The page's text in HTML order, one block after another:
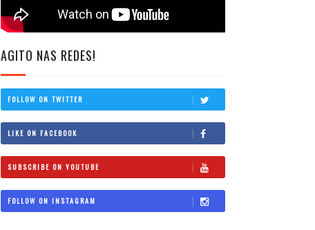
AGITO NAS REDES!
FOLLOW ON TWITTER
LIKE ON FACEBOOK
SUBSCRIBE ON YOUTUBE
FOLLOW ON INSTAGRAM